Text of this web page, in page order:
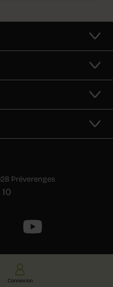
Préverenges
Connexion